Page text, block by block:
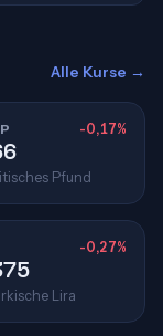
Alle Kurse →
-0,17%
Pfund
-0,27%
Lira